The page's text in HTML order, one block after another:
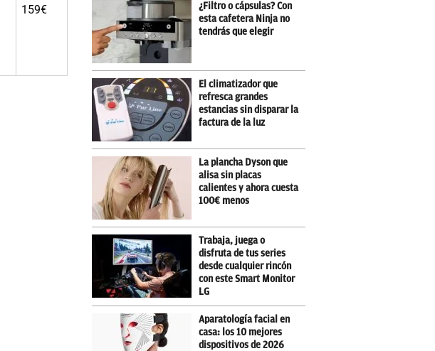
159€
¿Filtro o cápsulas? Con
esta cafetera Ninja no
tendrás que elegir
El climatizador que
refresca grandes
estancias sin disparar la
factura de la luz
La plancha Dyson que
alisa sin placas
calientes y ahora cuesta
100€ menos
Trabaja, juega o
disfruta de tus series
desde cualquier rincón
con este Smart Monitor
LG
Aparatología facial en
casa: los 10 mejores
dispositivos de 2026